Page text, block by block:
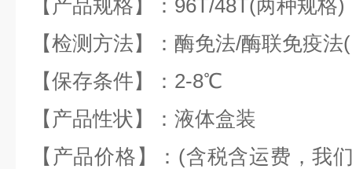
【产品规格】：96T/48T(两种规格)
【检测方法】：酶免法/酶联免疫法
【保存条件】：2-8℃
【产品性状】：液体盒装
【产品价格】：(含税含运费，我